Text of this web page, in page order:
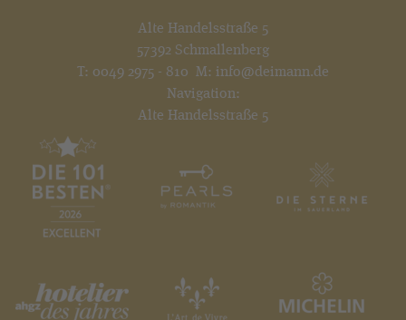
Alte Handelsstraße 5
57392 Schmallenberg
T: 0049 2975 - 810 M: info@deimann.de
Navigation:
Alte Handelsstraße 5